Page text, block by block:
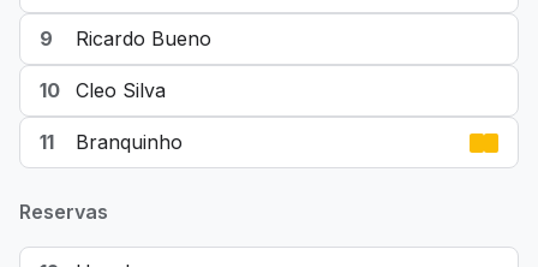
9 Ricardo Bueno
10 Cleo Silva
11 Branquinho
Reservas